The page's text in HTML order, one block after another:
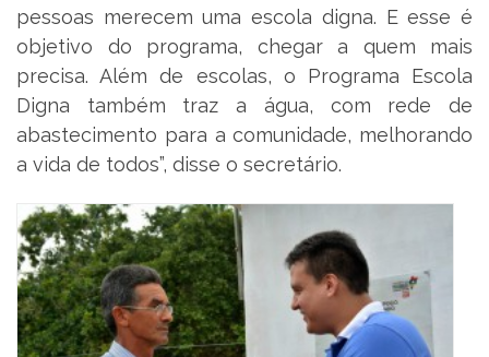
pessoas merecem uma escola digna. E esse é
objetivo do programa, chegar a quem mais
precisa. Além de escolas, o Programa Escola
Digna também traz a água, com rede de
abastecimento para a comunidade, melhorando
a vida de todos”, disse o secretário.